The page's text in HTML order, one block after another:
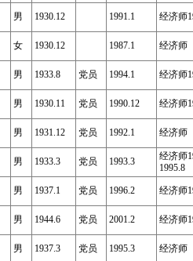
男 1930.12 1991.1 经济师
女 1930.12 1987.1 经济师
男 1933.8 党员 1994.1 经济师
男 1930.11 党员 1990.12 经济师
男 1931.12 党员 1992.1 经济师
男 1933.3 党员 1993.3 经济师
1995.8
男 1937.1 党员 1996.2 经济师
男 1944.6 党员 2001.2 经济师
男 1937.3 党员 1995.3 经济师